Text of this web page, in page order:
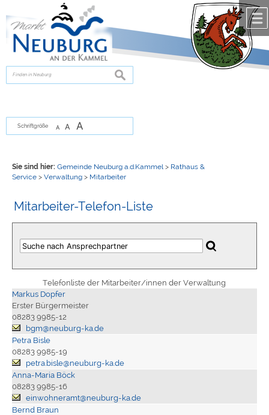
zur Navigationoder
springen.
suchen
Schriftgröße A A A
Sie sind hier: Gemeinde Neuburg a.d.Kammel > Rathaus &
Service> Verwaltung> Mitarbeiter
Mitarbeiter-Telefon-Liste
Telefonliste der Mitarbeiter/innen der Verwaltung
Markus Dopfer
Erster Bürgermeister
08283 9985-12
bgm@neuburg-ka.de
Petra Bisle
08283 9985-19
petra.bisle@neuburg-ka.de
Anna-Maria Böck
08283 9985-16
einwohneramt@neuburg-ka.de
Bernd Braun